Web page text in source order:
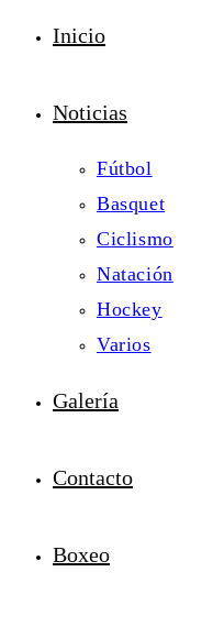
Inicio
Noticias
Fútbol
Basquet
Ciclismo
Natación
Hockey
Varios
Galería
Contacto
Boxeo